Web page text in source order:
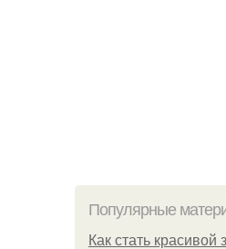
Популярные
Как стать красивой